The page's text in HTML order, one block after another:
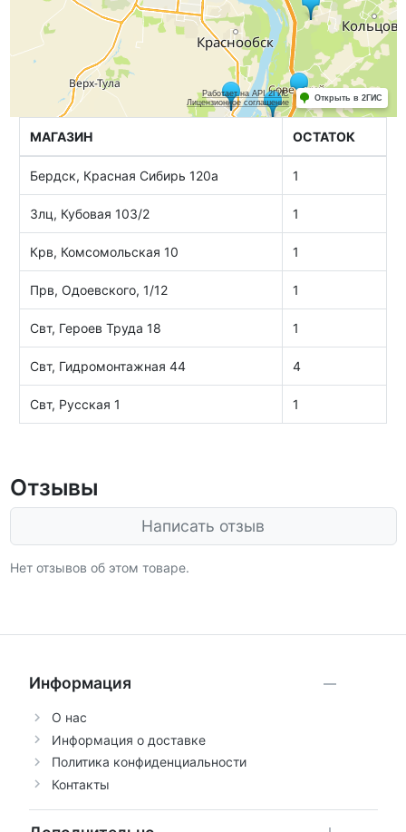
МАГАЗИН ОСТАТОК
Бердск, Красная Сибирь 120а 1
Злц, Кубовая 103/2 1
Крв, Комсомольская 10 1
Прв, Одоевского, 1/12 1
Свт, Героев Труда 18 1
Свт, Гидромонтажная 44 4
Свт, Русская 1 1
Отзывы
Написать отзыв
Нет отзывов об этом товаре.
Информация
О нас
Информация о доставке
Политика конфиденциальности
Контакты